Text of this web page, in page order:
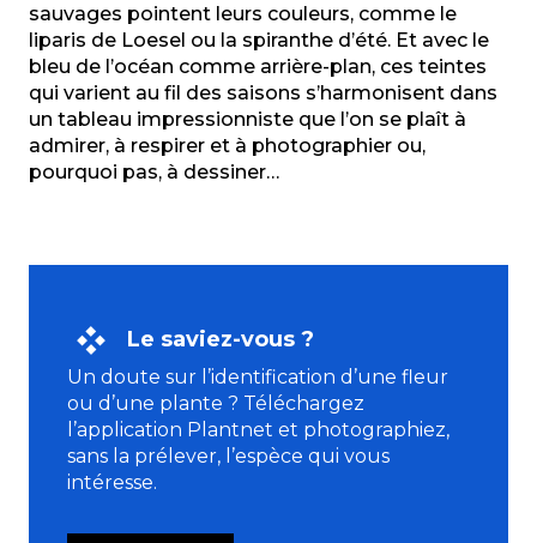
sauvages pointent leurs couleurs, comme le
liparis de Loesel ou la spiranthe d’été. Et avec le
bleu de l’océan comme arrière-plan, ces teintes
qui varient au fil des saisons s’harmonisent dans
un tableau impressionniste que l’on se plaît à
admirer, à respirer et à photographier ou,
pourquoi pas, à dessiner…
Le saviez-vous ?
Un doute sur l’identification d’une fleur
ou d’une plante ? Téléchargez
l’application Plantnet et photographiez,
sans la prélever, l’espèce qui vous
intéresse.